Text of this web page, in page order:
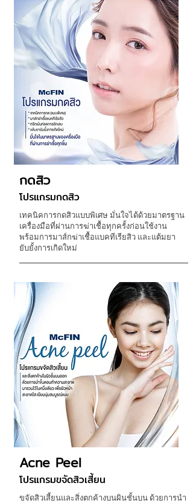
กดสิว
โปรแกรมกดสิว
เทคนิคการกดสิวแบบพิเศษ มั่นใจได้ด้วยมาตรฐาน
เครื่องมือที่ผ่านการฆ่าเชื้อทุกครั้งก่อนใช้งาน
พร้อมการมาส์กฆ่าเชื้อแบคทีเรียสิว และแต้มยา
ยับยั้งการเกิดใหม่
Acne Peel
โปรแกรมขจัดสิวเสี้ยน
ขจัดสิวเสี้ยนและสิ่งตกค้างบนผินชั้นบน ด้วยการนำ